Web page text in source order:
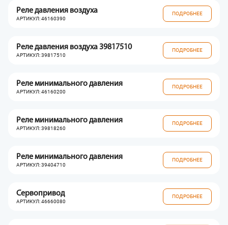
Реле давления воздуха
АРТИКУЛ: 46160390
ПОДРОБНЕЕ
Реле давления воздуха 39817510
АРТИКУЛ: 39817510
ПОДРОБНЕЕ
Реле минимального давления
АРТИКУЛ: 46160200
ПОДРОБНЕЕ
Реле минимального давления
АРТИКУЛ: 39818260
ПОДРОБНЕЕ
Реле минимального давления
АРТИКУЛ: 39404710
ПОДРОБНЕЕ
Сервопривод
АРТИКУЛ: 46660080
ПОДРОБНЕЕ